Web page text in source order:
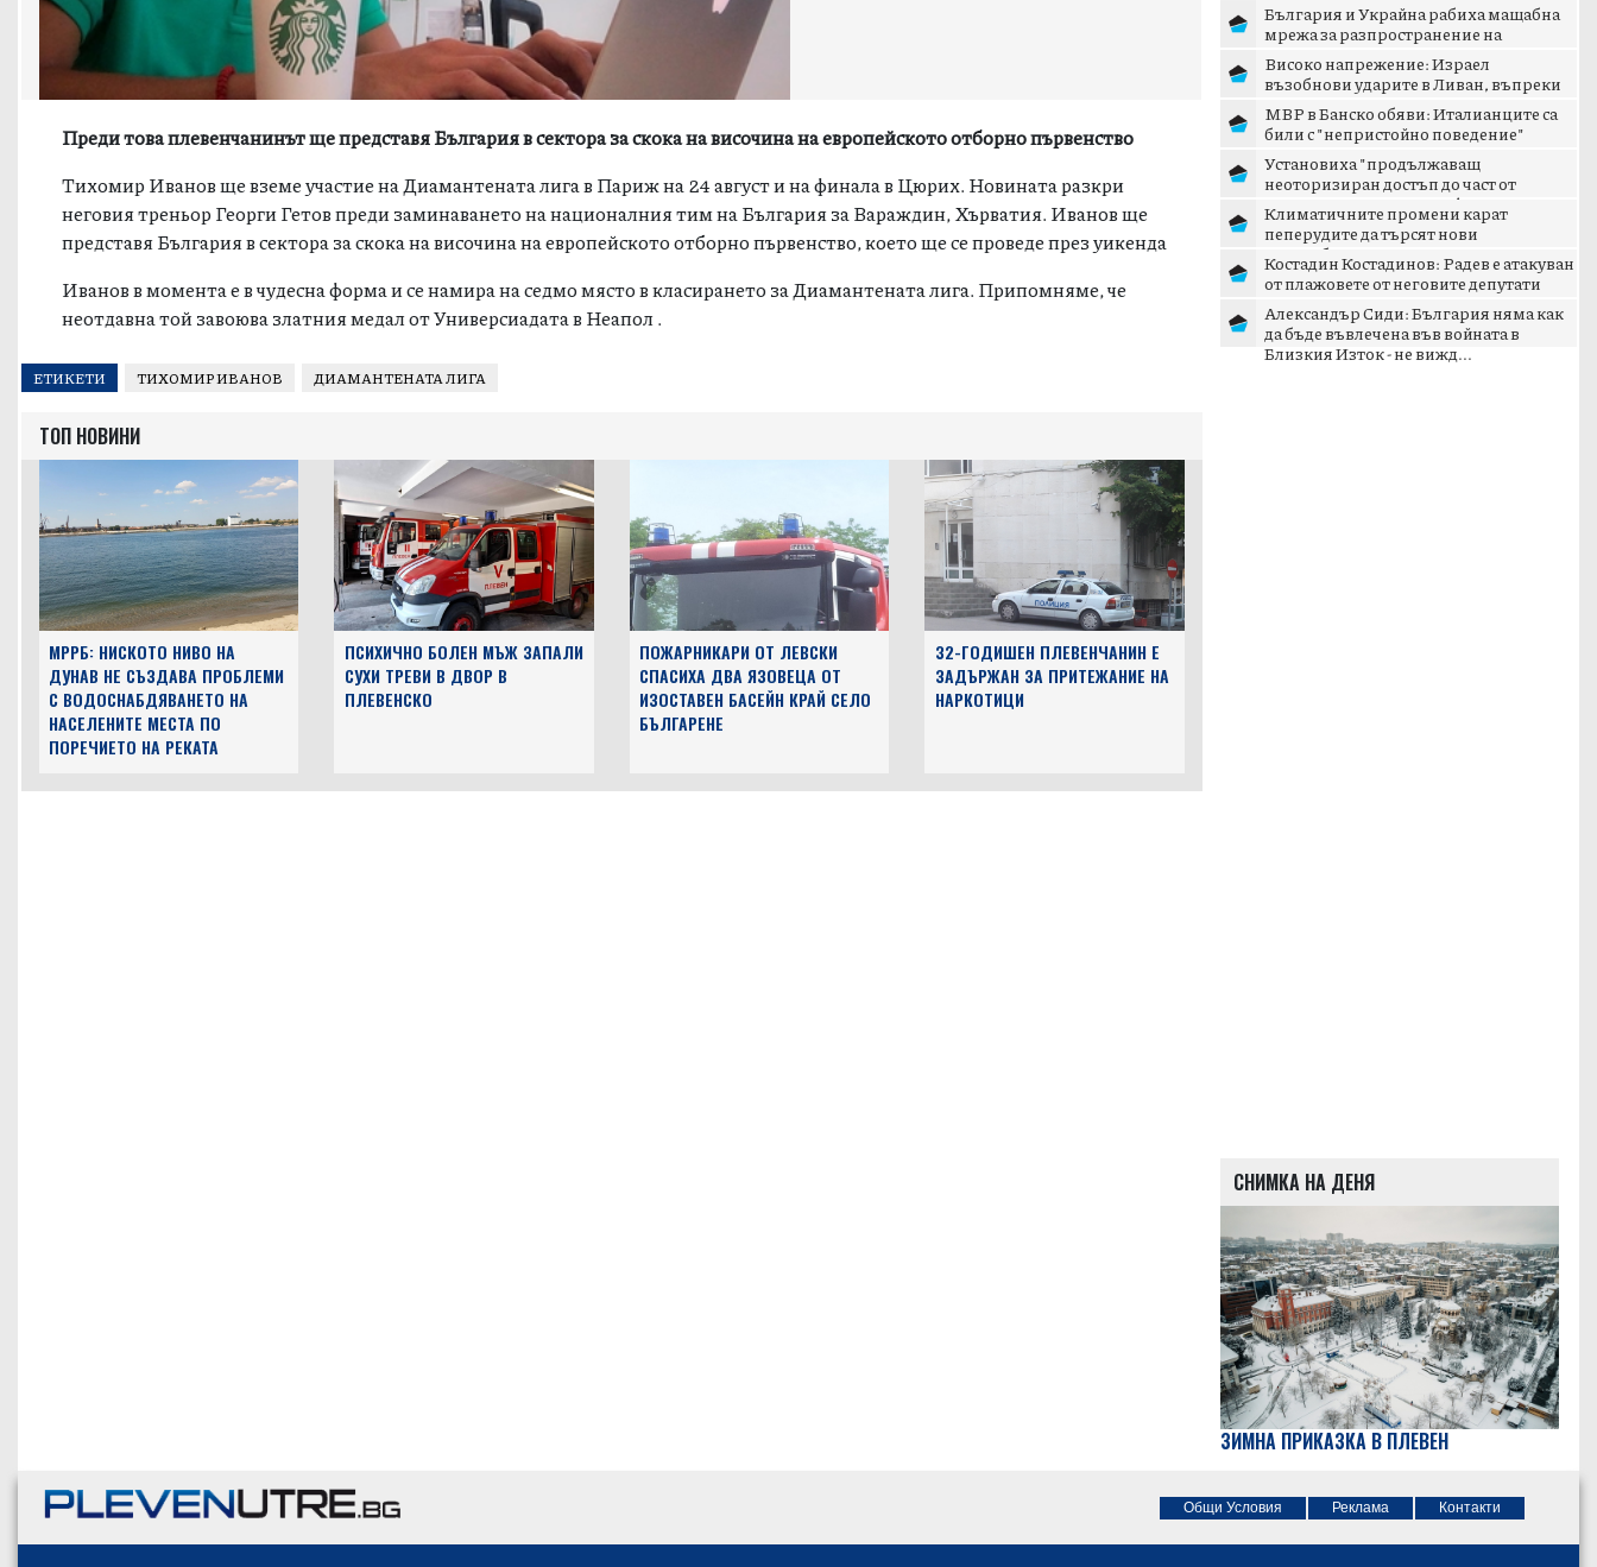
Преди това плевенчанинът ще представя България в сектора за скока на височина на европейското отборно първенство
Тихомир Иванов ще вземе участие на Диамантената лига в Париж на 24 август и на финала в Цюрих. Новината разкри
неговия треньор Георги Гетов преди заминаването на националния тим на България за Вараждин, Хърватия. Иванов ще
представя България в сектора за скока на височина на европейското отборно първенство, което ще се проведе през уикенда
Иванов в момента е в чудесна форма и се намира на седмо място в класирането за Диамантената лига. Припомняме, че
неотдавна той завоюва златния медал от Универсиадата в Неапол .
ЕТИКЕТИ ТИХОМИР ИВАНОВ ДИАМАНТЕНАТА ЛИГА
ТОП НОВИНИ
МРРБ: НИСКОТО НИВО НА
ДУНАВ НЕ СЪЗДАВА ПРОБЛЕМИ
С ВОДОСНАБДЯВАНЕТО НА
НАСЕЛЕНИТЕ МЕСТА ПО
ПОРЕЧИЕТО НА РЕКАТА
ПСИХИЧНО БОЛЕН МЪЖ ЗАПАЛИ
СУХИ ТРЕВИ В ДВОР В
ПЛЕВЕНСКО
ПОЖАРНИКАРИ ОТ ЛЕВСКИ
СПАСИХА ДВА ЯЗОВЕЦА ОТ
ИЗОСТАВЕН БАСЕЙН КРАЙ СЕЛО
БЪЛГАРЕНЕ
32-ГОДИШЕН ПЛЕВЕНЧАНИН Е
ЗАДЪРЖАН ЗА ПРИТЕЖАНИЕ НА
НАРКОТИЦИ
България и Украйна рабиха мащабна
мрежа за разпространение на
наркотици
Високо напрежение: Израел
възобнови ударите в Ливан, въпреки
преговорите в Рим
МВР в Банско обяви: Италианците са
били с "непристойно поведение"
Установиха "продължаващ
неоторизиран достъп до част от
административните информационни
мре...
Климатичните промени карат
пеперудите да търсят нови
местообитания
Костадин Костадинов: Радев е атакуван
от плажoвете от неговите депутати
Александър Сиди: България няма как
да бъде въвлечена във войната в
Близкия Изток - не вижд...
СНИМКА НА ДЕНЯ
ЗИМНА ПРИКАЗКА В ПЛЕВЕН
Общи Условия Реклама Контакти